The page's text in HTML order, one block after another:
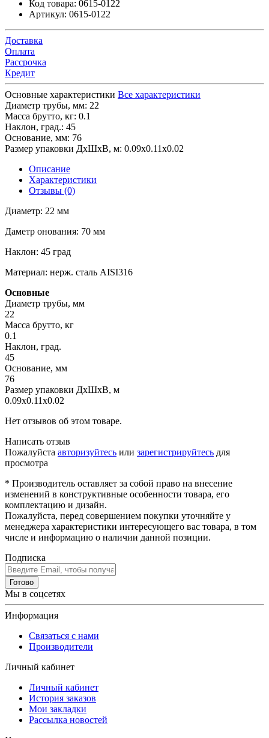
Код товара: 0615-0122
Артикул: 0615-0122
Доставка
Оплата
Рассрочка
Кредит
Основные характеристики Все характеристики
Диаметр трубы, мм: 22
Масса брутто, кг: 0.1
Наклон, град.: 45
Основание, мм: 76
Размер упаковки ДхШхВ, м: 0.09x0.11x0.02
Описание
Характеристики
Отзывы (0)
Диаметр: 22 мм
Даметр онования: 70 мм
Наклон: 45 град
Материал: нерж. сталь AISI316
Основные
Диаметр трубы, мм
22
Масса брутто, кг
0.1
Наклон, град.
45
Основание, мм
76
Размер упаковки ДхШхВ, м
0.09x0.11x0.02
Нет отзывов об этом товаре.
Написать отзыв
Пожалуйста авторизуйтесь или зарегистрируйтесь для
просмотра
* Производитель оставляет за собой право на внесение
изменений в конструктивные особенности товара, его
комплектацию и дизайн.
Пожалуйста, перед совершением покупки уточняйте у
менеджера характеристики интересующего вас товара, в том
числе и информацию о наличии данной позиции.
Подписка
Готово
Мы в соцсетях
Информация
Связаться с нами
Производители
Личный кабинет
Личный кабинет
История заказов
Мои закладки
Рассылка новостей